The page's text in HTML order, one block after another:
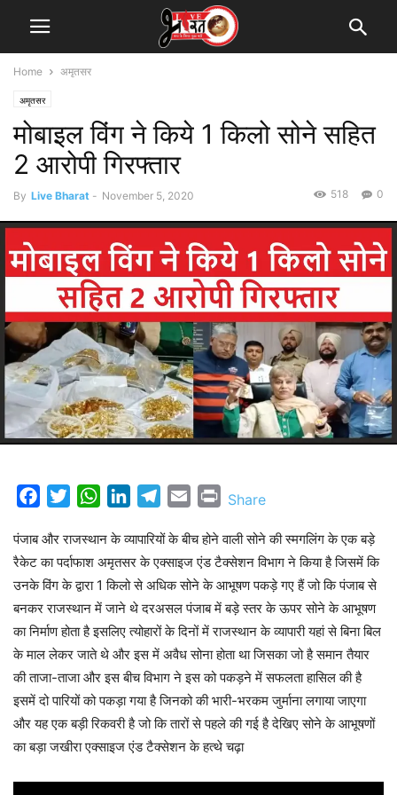
Home अमृतसर
अमृतसर
मोबाइल विंग ने किये 1 किलो सोने सहित
2 आरोपी गिरफ्तार
By Live Bharat - November 5, 2020 0
518
FacebookTwitterWhatsAppLinkedInTelegram
Email Print
Share
पंजाब और राजस्थान के व्यापारियों के बीच होने वाली सोने की स्मगलिंग के एक बड़े
रैकेट का पर्दाफाश अमृतसर के एक्साइज एंड टैक्सेशन विभाग ने किया है जिसमें कि
उनके विंग के द्वारा 1 किलो से अधिक सोने के आभूषण पकड़े गए हैं जो कि पंजाब से
बनकर राजस्थान में जाने थे दरअसल पंजाब में बड़े स्तर के ऊपर सोने के आभूषण
का निर्माण होता है इसलिए त्योहारों के दिनों में राजस्थान के व्यापारी यहां से बिना बिल
के माल लेकर जाते थे और इस में अवैध सोना होता था जिसका जो है समान तैयार
की ताजा-ताजा और इस बीच विभाग ने इस को पकड़ने में सफलता हासिल की है
इसमें दो पारियों को पकड़ा गया है जिनको की भारी-भरकम जुर्माना लगाया जाएगा
और यह एक बड़ी रिकवरी है जो कि तारों से पहले की गई है देखिए सोने के आभूषणों
का बड़ा जखीरा एक्साइज एंड टैक्सेशन के हत्थे चढ़ा